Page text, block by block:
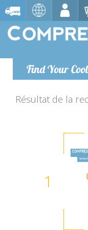
Find Your
Résultat de la
1